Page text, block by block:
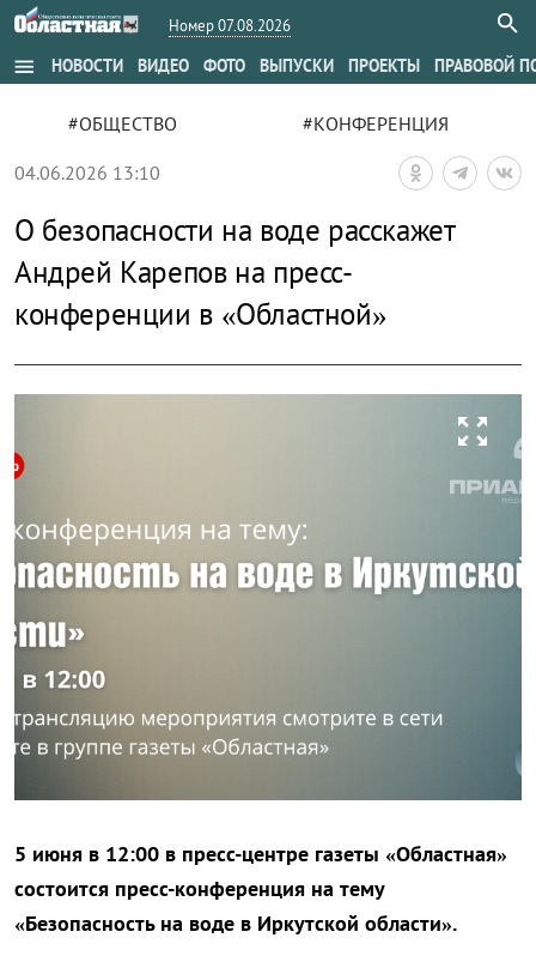
Номер 07.08.2026
menu НОВОСТИ ВИДЕО ФОТО ВЫПУСКИ ПРОЕКТЫ ПРАВОВОЙ
#ОБЩЕСТВО #КОНФЕРЕНЦИЯ
04.06.2026 13:10
О безопасности на воде расскажет
Андрей Карепов на пресс-
конференции в «Областной»
zoom_out_map
5 июня в 12:00 в пресс-центре газеты «Областная»
состоится пресс-конференция на тему
«Безопасность на воде в Иркутской области».